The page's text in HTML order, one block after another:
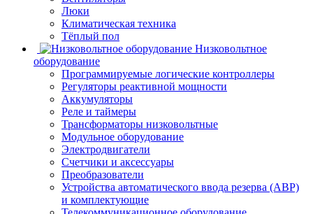
Люки
Климатическая техника
Тёплый пол
Низковольтное
оборудование
Программируемые логические контроллеры
Регуляторы реактивной мощности
Аккумуляторы
Реле и таймеры
Трансформаторы низковольтные
Модульное оборудование
Электродвигатели
Счетчики и аксессуары
Преобразователи
Устройства автоматического ввода резерва (АВР)
и комплектующие